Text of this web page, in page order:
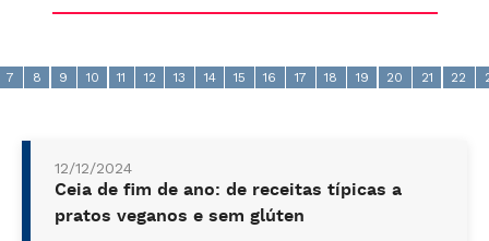
7 8 9 10 11 12 13 14 15 16 17 18 19 20 21 22
12/12/2024
Ceia de fim de ano: de receitas típicas a
pratos veganos e sem glúten